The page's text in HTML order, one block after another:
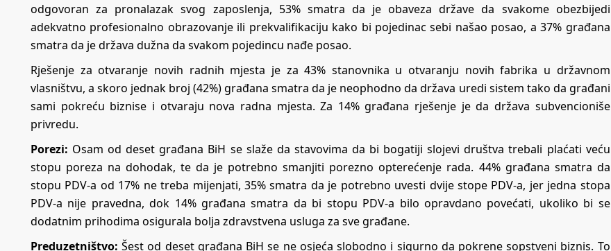
odgovoran za pronalazak svog zaposlenja, 53% smatra da je obaveza države da svakome obezbijedi
adekvatno profesionalno obrazovanje ili prekvalifikaciju kako bi pojedinac sebi našao posao, a 37% građana
smatra da je država dužna da svakom pojedincu nađe posao.
Rješenje za otvaranje novih radnih mjesta je za 43% stanovnika u otvaranju novih fabrika u državnom
vlasništvu, a skoro jednak broj (42%) građana smatra da je neophodno da država uredi sistem tako da građani
sami pokreću biznise i otvaraju nova radna mjesta. Za 14% građana rješenje je da država subvencioniše
privredu.
Porezi: Osam od deset građana BiH se slaže da stavovima da bi bogatiji slojevi društva trebali plaćati veću
stopu poreza na dohodak, te da je potrebno smanjiti porezno opterećenje rada. 44% građana smatra da
stopu PDV-a od 17% ne treba mijenjati, 35% smatra da je potrebno uvesti dvije stope PDV-a, jer jedna stopa
PDV-a nije pravedna, dok 14% građana smatra da bi stopu PDV-a bilo opravdano povećati, ukoliko bi se
dodatnim prihodima osigurala bolja zdravstvena usluga za sve građane.
Preduzetništvo:Šest od deset građana BiH se ne osjeća slobodno i sigurno da pokrene sopstveni biznis. To